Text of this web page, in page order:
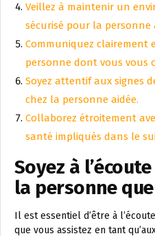
Veillez à maintenir un
sécurisé pour la personne
Communiquez clairement
personne dont vous vous
Soyez attentif aux signes
chez la personne aidée.
Collaborez étroitement
santé impliqués dans le
Soyez à
la personne
Il est essentiel d’être à
que vous assistez en tant